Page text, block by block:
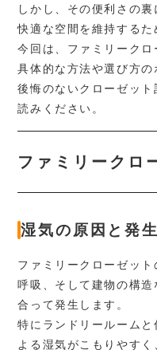
モデルハウス
お知らせ
ブログ
プライバシーポリ
受付時
しかし、その便利さの裏
快適な空間を維持するた
今回は、ファミリークロ
具体的な方法や選び方の
後悔のないクローゼッ
読みください。
ファミリークロ
湿気の原因と発
ファミリークローゼッ
呼吸、そして建物の構
合って発生します。
特にランドリールーム
よる湿気がこもりやす